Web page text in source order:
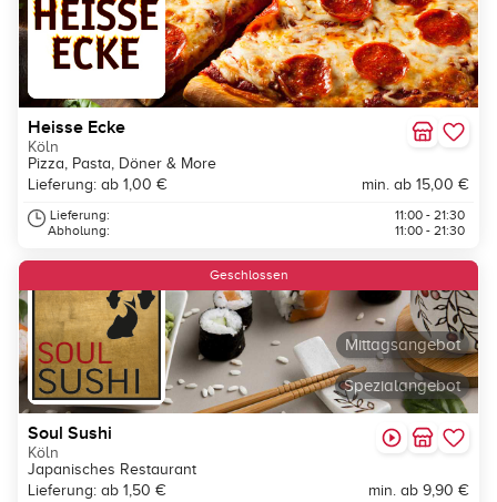
Heisse Ecke
Köln
Pizza, Pasta, Döner & More
Lieferung: ab 1,00 €
min. ab 15,00 €
Lieferung:
Abholung:
11:00 - 21:30
11:00 - 21:30
Spezialangebot
Mittagsangebot
Geschlossen
Soul Sushi
Köln
Japanisches Restaurant
Lieferung: ab 1,50 €
min. ab 9,90 €